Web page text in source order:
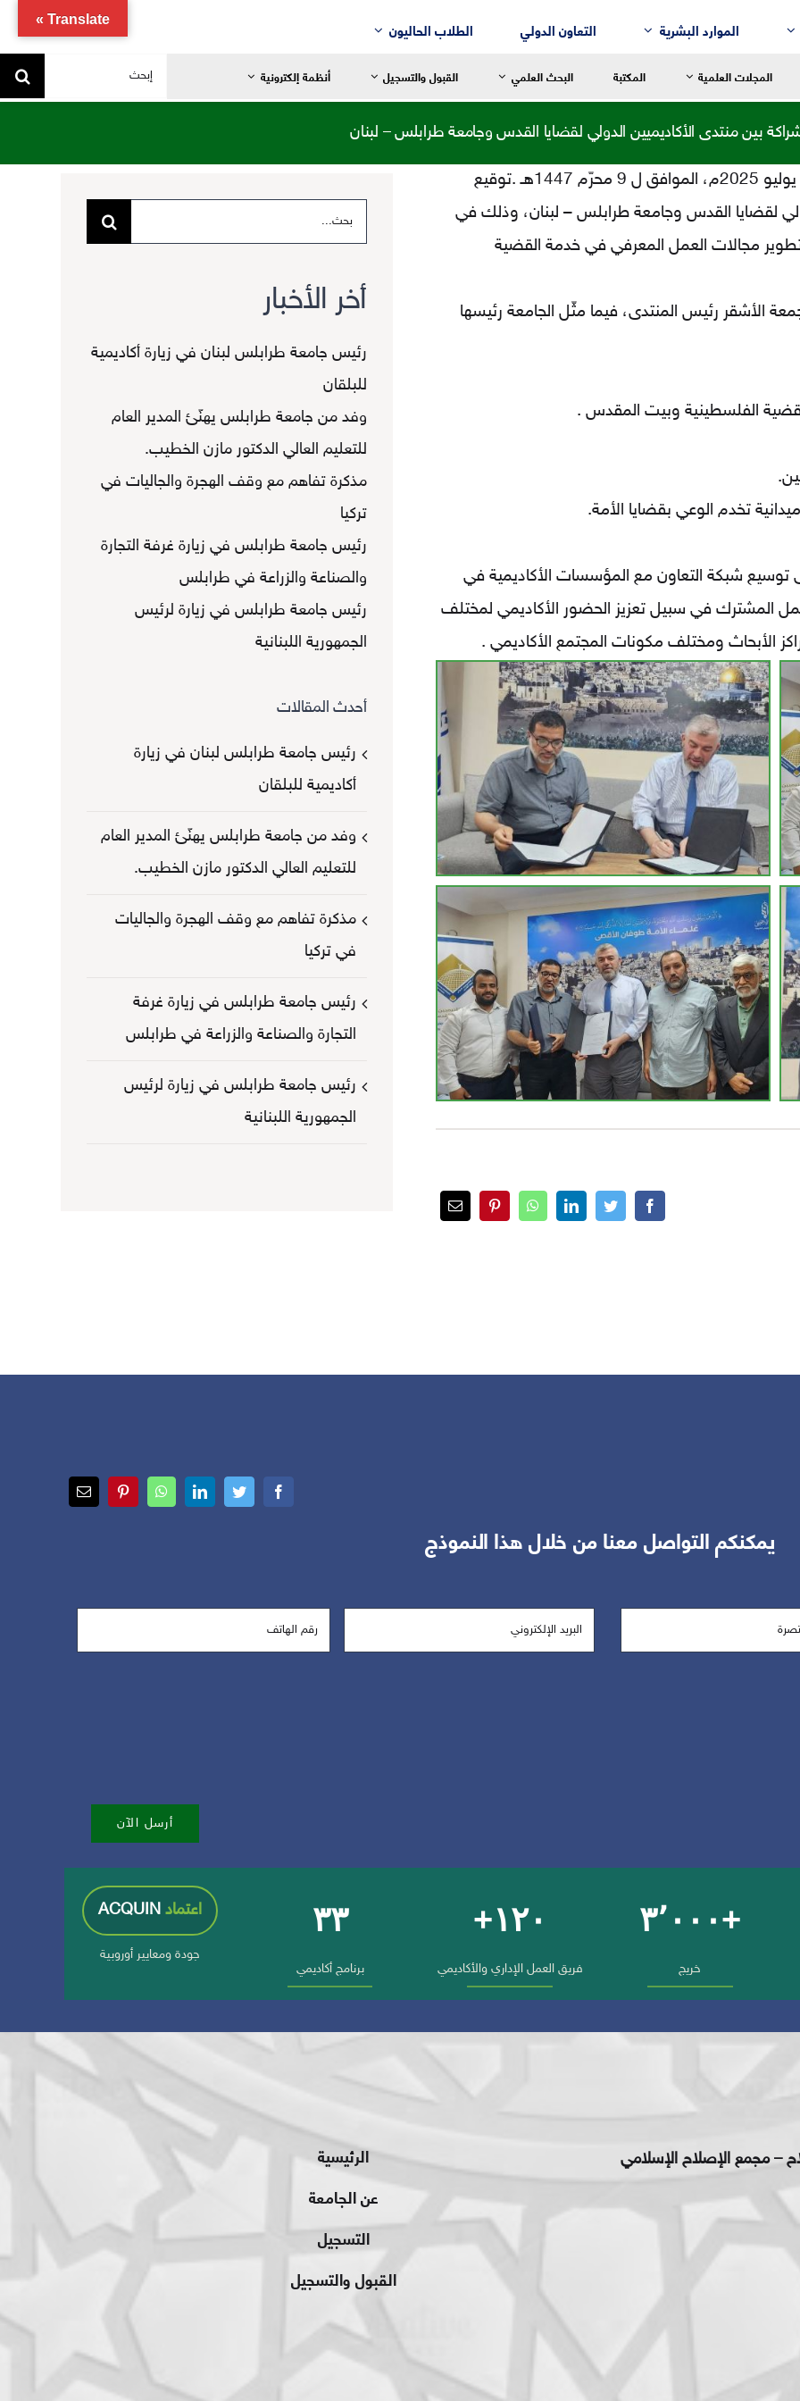
الموارد البشرية التعاون الدولي الطلاب الحاليون
العميد
العربية وآدابها
رسالة العميد
قسم إدارة الأعمال
قسم المحاسبة
قسم نُظُم المعلومات الإدارية
المجلات العلمية المكتبة البحث العلمي القبول والتسجيل أنظمة إلكترونية
البحث
عن:
بين منتدى الأكاديميين الدولي لقضايا القدس وجامعة طرابلس – لبنان
بعون الله تعالى وتوفيقه تم عصر أمس الجمعة 4 يوليو 2025م، الموافق ل 9 محرّم 1447هـ .توقيع
لقضايا القدس وجامعة طرابلس – لبنان، وذلك في
وتطوير مجالات العمل المعرفي في خدمة القضية
الأشقر رئيس المنتدى، فيما مثّل الجامعة رئيسها
الفلسطينية وبيت المقدس .
تخدم الوعي بقضايا الأمة.
توسيع شبكة التعاون مع المؤسسات الأكاديمية في
المشترك في سبيل تعزيز الحضور الأكاديمي لمختلف
الأبحاث ومختلف مكونات المجتمع الأكاديمي .
البحث
عن:
أخر الأخبار
رئيس جامعة طرابلس لبنان في زيارة أكاديمية
للبلقان
وفد من جامعة طرابلس يهنّئ المدير العام
للتعليم العالي الدكتور مازن الخطيب.
مذكرة تفاهم مع وقف الهجرة والجاليات في
تركيا
رئيس جامعة طرابلس في زيارة غرفة التجارة
والصناعة والزراعة في طرابلس
رئيس جامعة طرابلس في زيارة لرئيس
الجمهورية اللبنانية
أحدث المقالات
رئيس جامعة طرابلس لبنان في زيارة
أكاديمية للبلقان
وفد من جامعة طرابلس يهنّئ المدير العام
للتعليم العالي الدكتور مازن الخطيب.
مذكرة تفاهم مع وقف الهجرة والجاليات
في تركيا
رئيس جامعة طرابلس في زيارة غرفة
التجارة والصناعة والزراعة في طرابلس
رئيس جامعة طرابلس في زيارة لرئيس
الجمهورية اللبنانية
يمكنكم التواصل معنا من خلال هذا النموذج
أرسل الآن
+٣٬٠٠٠
خريج
١٢٠+
فريق العمل الإداري والأكاديمي
٣٣
برنامج أكاديمي
اعتمادACQUIN
جودة ومعايير أوروبية
– مجمع الإصلاح الإسلامي
الرئيسية
عن الجامعة
التسجيل
القبول والتسجيل
Translate »